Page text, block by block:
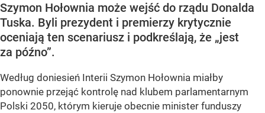
Szymon Hołownia może wejść do rządu Donalda
Tuska. Byli prezydent i premierzy krytycznie
oceniają ten scenariusz i podkreślają, że „jest
za późno”.
Według doniesień Interii Szymon Hołownia miałby
ponownie przejąć kontrolę nad klubem parlamentarnym
Polski 2050, którym kieruje obecnie minister funduszy